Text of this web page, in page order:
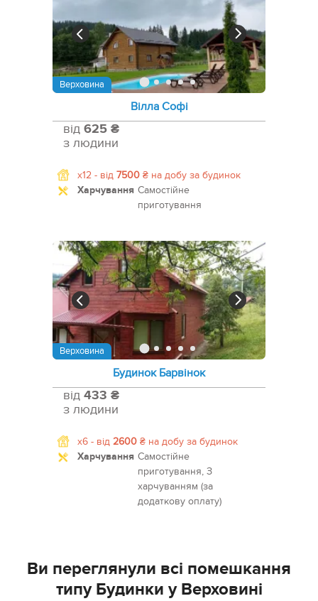
Верховина
Вілла Софі
від 625 ₴
з людини
x12 - від 7500 ₴ на добу за будинок
Харчування Самостійне
приготування
Верховина
Будинок Барвінок
від 433 ₴
з людини
x6 - від 2600 ₴ на добу за будинок
Харчування Самостійне
приготування, З
харчуванням (за
додаткову оплату)
Ви переглянули всі помешкання
типу Будинки у Верховині